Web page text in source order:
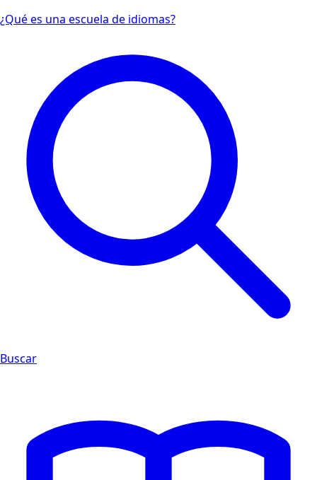
¿Qué es una escuela de idiomas?
Buscar